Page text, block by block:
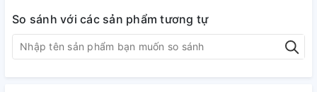
Số hiệu máy: 8200
So sánh với các sản phẩm tương tự